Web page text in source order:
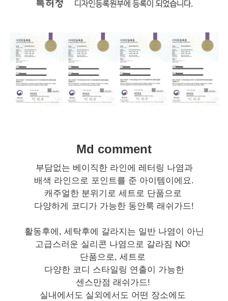
Md comment
부담없는 베이직한 라인에 레터링 나염과
배색 라인으로 포인트를 준 아이템이에요.
캐주얼한 분위기로 세트로 단품으로
다양하게 코디가 가능한 동안룩 래쉬가드!
활동후에, 세탁후에 갈라지는 일반 나염이 아닌
고급스러운 실리콘 나염으로 갈라짐 NO!
단품으로, 세트로
다양한 코디 스타일링 연출이 가능한
센스만점 래쉬가드!
실내에서도 실외에서도 어떤 장소에도